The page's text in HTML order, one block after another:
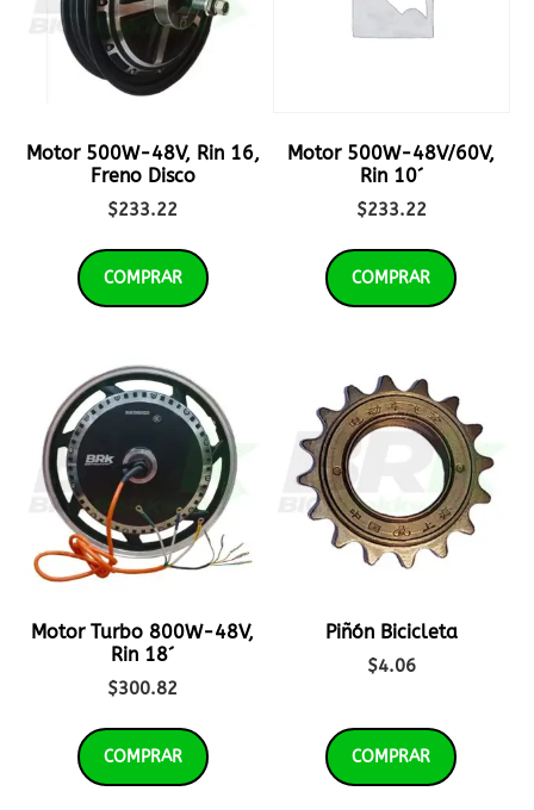
Motor 500W-48V, Rin 16,
Freno Disco
$233.22
COMPRAR
Motor 500W-48V/60V,
Rin 10´
$233.22
COMPRAR
Motor Turbo 800W-48V,
Rin 18´
$300.82
COMPRAR
Piñón Bicicleta
$4.06
COMPRAR